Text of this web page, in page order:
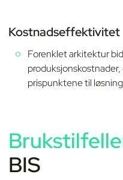
Kostnadseffektivitet
Forenklet arkitektur
prispunktene til
BIS